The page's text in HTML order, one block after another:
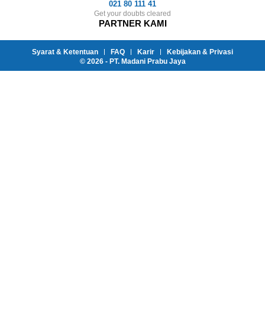
021 80 111 41
Get your doubts cleared
PARTNER KAMI
Syarat & Ketentuan FAQ Karir
Kebijakan & Privasi
© 2026 - PT. Madani Prabu Jaya